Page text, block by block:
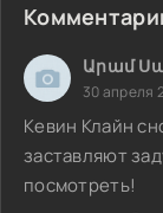
Արամ
30 апреля
Кевин Клайн
заставляют
посмотреть!